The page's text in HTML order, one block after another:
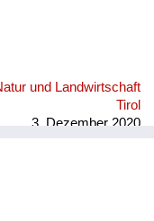
und Landwirtschaft
Tirol
3. Dezember 2020